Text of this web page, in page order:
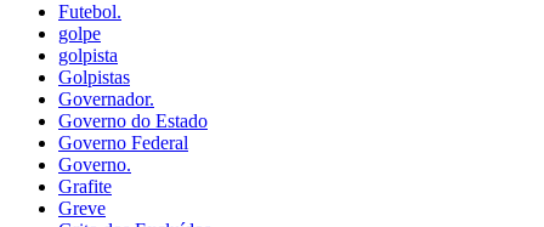
Futebol.
golpe
golpista
Golpistas
Governador.
Governo do Estado
Governo Federal
Governo.
Grafite
Greve